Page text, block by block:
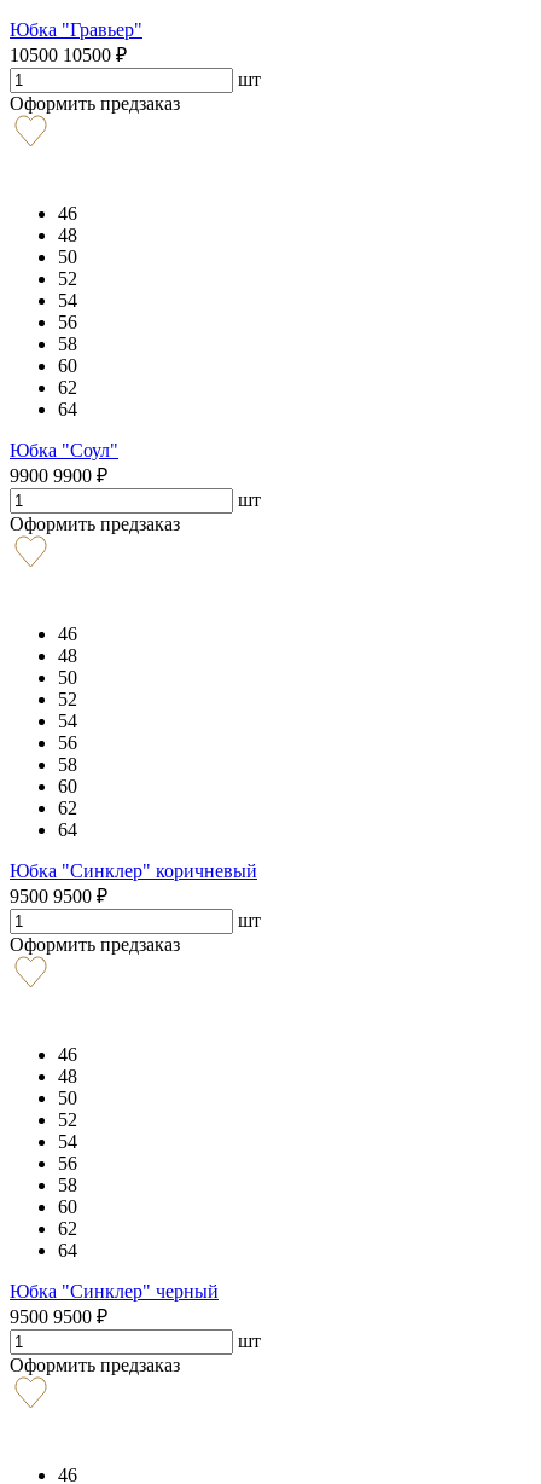
Юбка "Гравьер"
10500 10500 ₽
шт
Оформить предзаказ
46
48
50
52
54
56
58
60
62
64
Юбка "Соул"
9900 9900 ₽
шт
Оформить предзаказ
46
48
50
52
54
56
58
60
62
64
Юбка "Синклер" коричневый
9500 9500 ₽
шт
Оформить предзаказ
46
48
50
52
54
56
58
60
62
64
Юбка "Синклер" черный
9500 9500 ₽
шт
Оформить предзаказ
46